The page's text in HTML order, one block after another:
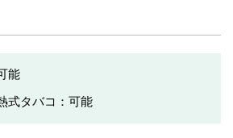
能
式タバコ：可能